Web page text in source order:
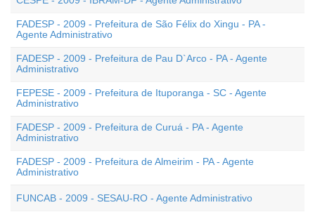
FADESP - 2009 - Prefeitura de São Félix do Xingu - PA -
Agente Administrativo
FADESP - 2009 - Prefeitura de Pau D`Arco - PA - Agente
Administrativo
FEPESE - 2009 - Prefeitura de Ituporanga - SC - Agente
Administrativo
FADESP - 2009 - Prefeitura de Curuá - PA - Agente
Administrativo
FADESP - 2009 - Prefeitura de Almeirim - PA - Agente
Administrativo
FUNCAB - 2009 - SESAU-RO - Agente Administrativo